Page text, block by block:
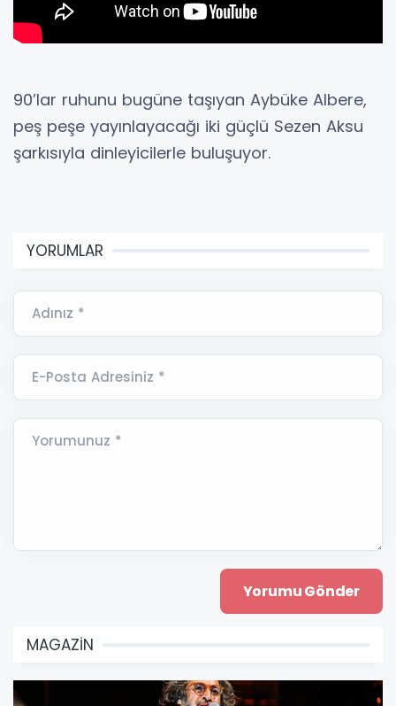
90’lar ruhunu bugüne taşıyan Aybüke Albere,
peş peşe yayınlayacağı iki güçlü Sezen Aksu
şarkısıyla dinleyicilerle buluşuyor.
YORUMLAR
Adınız *
E-Posta Adresiniz *
Yorumunuz *
MAGAZİN